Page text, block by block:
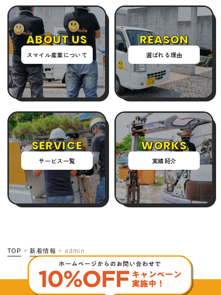
ABOUT US
スマイル産業について
REASON
選ばれる理由
SERVICE
サービス一覧
WORKS
実績紹介
TOP >新着情報 >admin